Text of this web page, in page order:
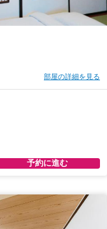
部屋の詳細を見る
予約に進む